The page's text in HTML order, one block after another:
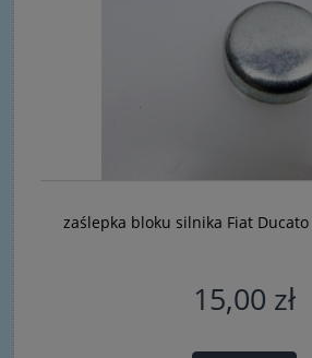
zaślepka bloku silnika Fiat Ducato
15,00 zł